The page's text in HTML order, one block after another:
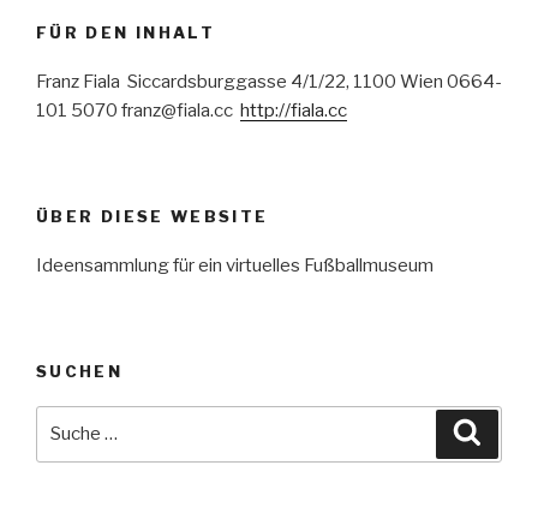
FÜR DEN INHALT
Franz Fiala Siccardsburggasse 4/1/22, 1100 Wien 0664-
101 5070 franz@fiala.cc http://fiala.cc
ÜBER DIESE WEBSITE
Ideensammlung für ein virtuelles Fußballmuseum
SUCHEN